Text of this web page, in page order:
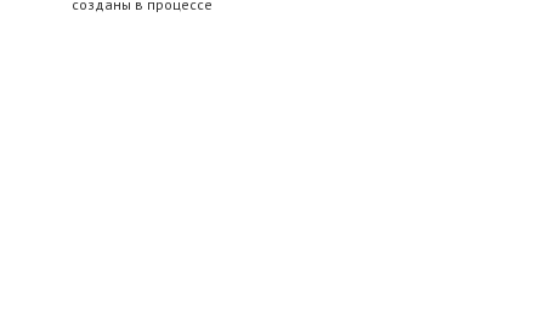
созданы в процессе